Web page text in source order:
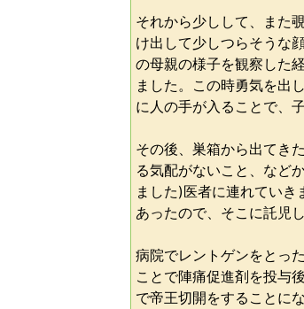
それから少しして、また
け出して少しつらそうな
の母親の様子を観察した
ました。この時勇気を出
に人の手が入ることで、
その後、巣箱から出てき
る気配がないこと、など
ました)医者に連れてい
あったので、そこに託児し
病院でレントゲンをとっ
ことで陣痛促進剤を投与
で帝王切開をすることに